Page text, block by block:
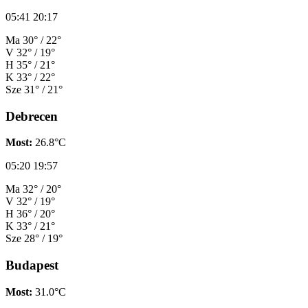
05:41 20:17
Ma 30° / 22°
V 32° / 19°
H 35° / 21°
K 33° / 22°
Sze 31° / 21°
Debrecen
Most: 26.8°C
05:20 19:57
Ma 32° / 20°
V 32° / 19°
H 36° / 20°
K 33° / 21°
Sze 28° / 19°
Budapest
Most: 31.0°C